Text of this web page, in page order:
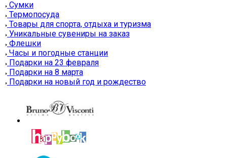
Сумки
Термопосуда
Товары для спорта, отдыха и туризма
Уникальные сувениры на заказ
Флешки
Часы и погодные станции
Подарки на 23 февраля
Подарки на 8 марта
Подарки на новый год и рождество